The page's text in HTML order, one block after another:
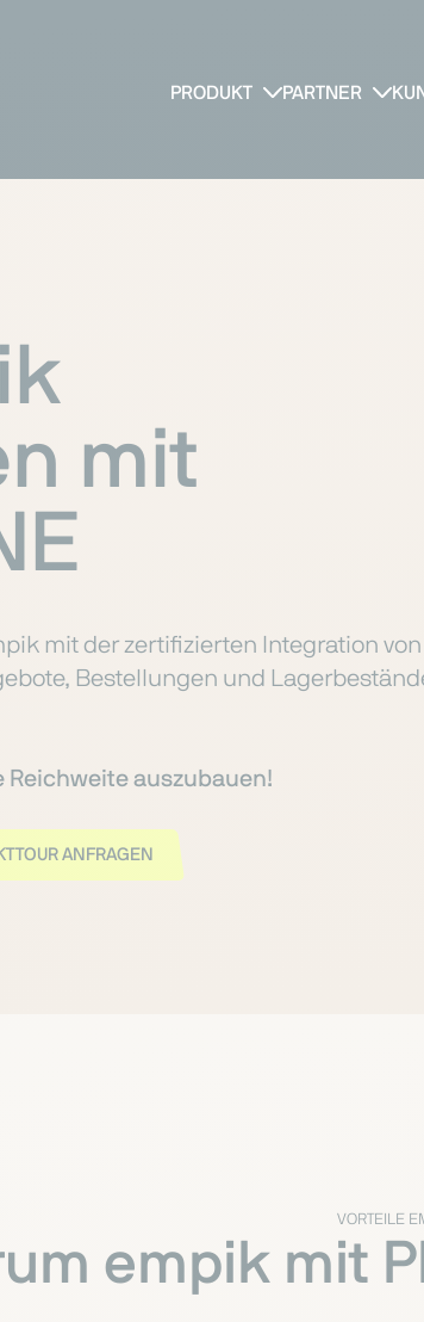
PRODUKT PARTNER
mit
mit der zertifizierten Integration von
Bestellungen und
Reichweite auszubauen!
ANFRAGEN
VORTEILE
empik mit